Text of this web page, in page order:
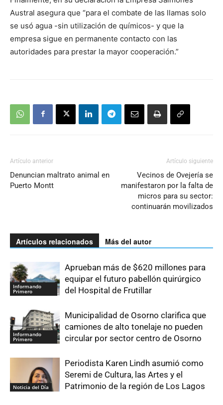
Austral asegura que “para el combate de las llamas solo
se usó agua -sin utilización de químicos- y que la
empresa sigue en permanente contacto con las
autoridades para prestar la mayor cooperación.”
Artículo anterior
Denuncian maltrato animal en
Puerto Montt
Artículo siguiente
Vecinos de Ovejería se
manifestaron por la falta de
micros para su sector:
continuarán movilizados
Artículos relacionados Más del autor
Informando
Primero
Aprueban más de $620 millones para
equipar el futuro pabellón quirúrgico
del Hospital de Frutillar
Informando
Primero
Municipalidad de Osorno clarifica que
camiones de alto tonelaje no pueden
circular por sector centro de Osorno
Noticia del Día
Periodista Karen Lindh asumió como
Seremi de Cultura, las Artes y el
Patrimonio de la región de Los Lagos